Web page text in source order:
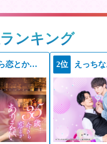
ンキング
３５歳、今さら恋とかありえない 2位